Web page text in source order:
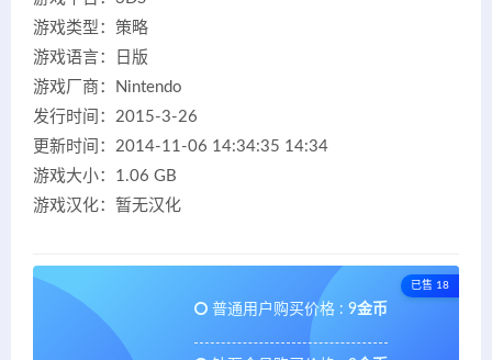
游戏类型：策略
游戏语言：日版
游戏厂商：Nintendo
发行时间：2015-3-26
更新时间：2014-11-06 14:34:35 14:34
游戏大小：1.06 GB
游戏汉化：暂无汉化
已售 18
普通用户购买价格 : 9金币